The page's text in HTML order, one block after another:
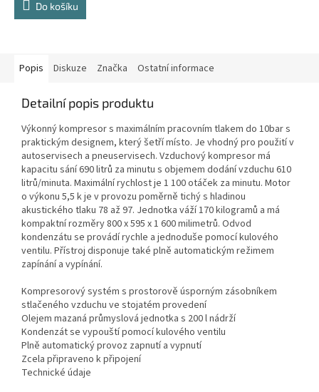
Do košíku
Popis Diskuze Značka Ostatní informace
Detailní popis produktu
Výkonný kompresor s maximálním pracovním tlakem do 10bar s
praktickým designem, který šetří místo. Je vhodný pro použití v
autoservisech a pneuservisech. Vzduchový kompresor má
kapacitu sání 690 litrů za minutu s objemem dodání vzduchu 610
litrů/minuta. Maximální rychlost je 1 100 otáček za minutu. Motor
o výkonu 5,5 k je v provozu poměrně tichý s hladinou
akustického tlaku 78 až 97. Jednotka váží 170 kilogramů a má
kompaktní rozměry 800 x 595 x 1 600 milimetrů. Odvod
kondenzátu se provádí rychle a jednoduše pomocí kulového
ventilu. Přístroj disponuje také plně automatickým režimem
zapínání a vypínání.
Kompresorový systém s prostorově úsporným zásobníkem
stlačeného vzduchu ve stojatém provedení
Olejem mazaná průmyslová jednotka s 200 l nádrží
Kondenzát se vypouští pomocí kulového ventilu
Plně automatický provoz zapnutí a vypnutí
Zcela připraveno k připojení
Technické údaje